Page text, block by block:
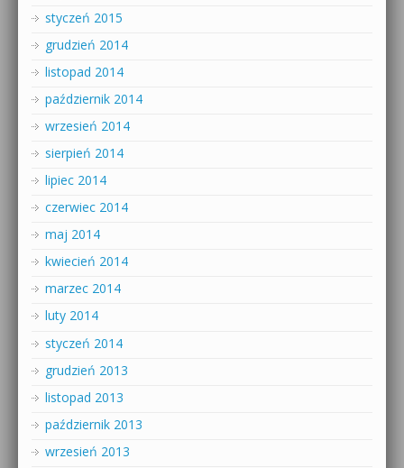
styczeń 2015
grudzień 2014
listopad 2014
październik 2014
wrzesień 2014
sierpień 2014
lipiec 2014
czerwiec 2014
maj 2014
kwiecień 2014
marzec 2014
luty 2014
styczeń 2014
grudzień 2013
listopad 2013
październik 2013
wrzesień 2013